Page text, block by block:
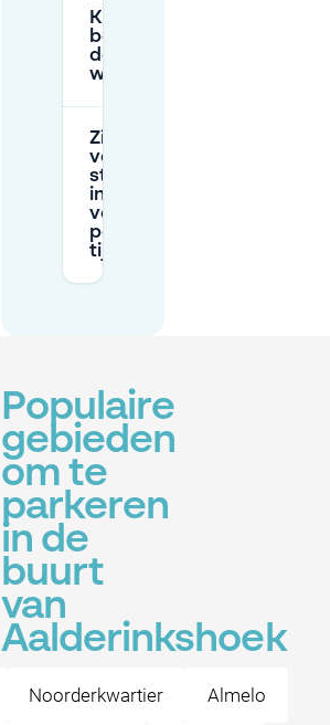
Kunnen
bewonersparkeerkaarten
door bezoekers in Almelo
worden gebruikt?
Zijn de prijzen
voor
straatparkeren
in Almelo
verschillend
per zone en
tijd?
Populaire
gebieden
om te
parkeren
in de
buurt
van
Aalderinkshoek
Noorderkwartier Almelo